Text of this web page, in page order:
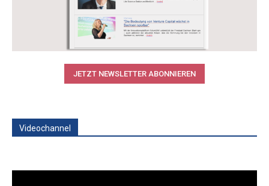
JETZT NEWSLETTER ABONNIEREN
Videochannel